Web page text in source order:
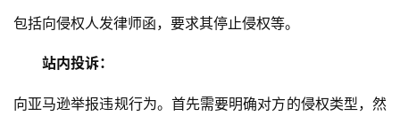
包括向侵权人发律师函，要求其停止侵权等。
站内投诉：
向亚马逊举报违规行为。首先需要明确对方的侵权类型，然